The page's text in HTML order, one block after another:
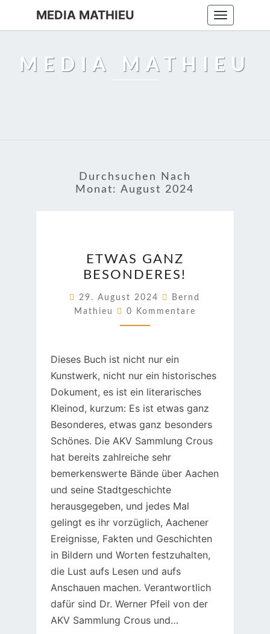
Toggle
navigation
MEDIA MATHIEU
MEDIA MATHIEU
Durchsuchen Nach
Monat:August 2024
GANZ
BESONDERES!
ETWAS GANZ
BESONDERES!
29. August 2024
Bernd
Mathieu
Kommentare
0 Kommentare
Dieses Buch ist nicht nur ein
Kunstwerk, nicht nur ein historisches
Dokument, es ist ein literarisches
Kleinod, kurzum: Es ist etwas ganz
Besonderes, etwas ganz besonders
Schönes. Die AKV Sammlung Crous
hat bereits zahlreiche sehr
bemerkenswerte Bände über Aachen
und seine Stadtgeschichte
herausgegeben, und jedes Mal
gelingt es ihr vorzüglich, Aachener
Ereignisse, Fakten und Geschichten
in Bildern und Worten festzuhalten,
die Lust aufs Lesen und aufs
Anschauen machen. Verantwortlich
dafür sind Dr. Werner Pfeil von der
AKV Sammlung Crous und…